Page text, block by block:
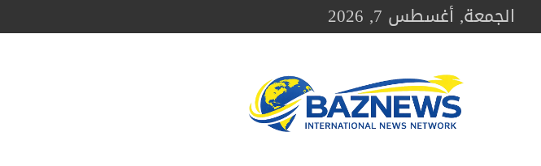
Skip
to الجمعة, أغسطس 7, 2026